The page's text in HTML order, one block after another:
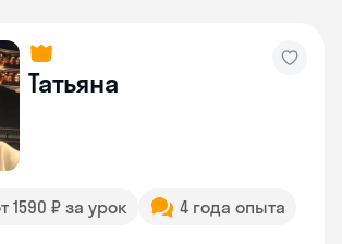
Татьяна
1590 ₽ за урок
4 года опыта